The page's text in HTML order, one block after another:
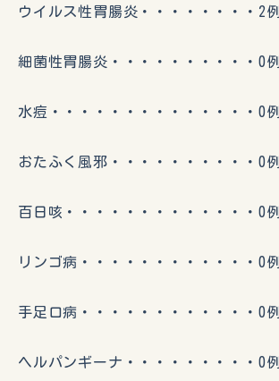
ウイルス性胃腸炎・・・・・・・・2例
細菌性胃腸炎・・・・・・・・・・0例
水痘・・・・・・・・・・・・・・0例
おたふく風邪・・・・・・・・・・0例
百日咳・・・・・・・・・・・・・0例
リンゴ病・・・・・・・・・・・・0例
手足口病・・・・・・・・・・・・0例
ヘルパンギーナ・・・・・・・・・0例